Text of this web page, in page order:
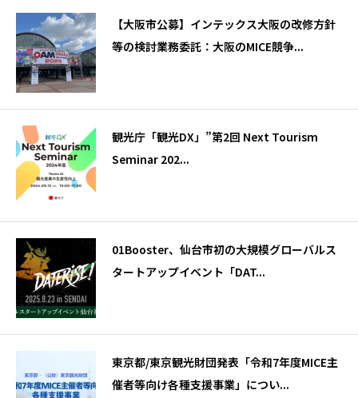
【大阪市公募】インテックス大阪の改修方針
等の検討業務委託：大阪のMICE競争...
観光庁「観光DX」”第2回 Next Tourism
Seminar 202...
01Booster、仙台市初の大規模グローバルス
タートアップイベント「DAT...
東京都/東京観光財団発表「令和7年度MICE主
催者等向け各種支援事業」につい...